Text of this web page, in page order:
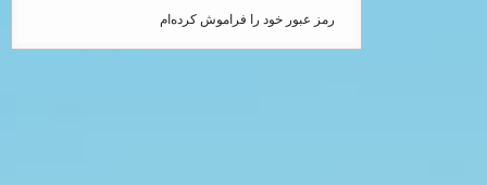
رمز عبور خود را فراموش کرده‌ام